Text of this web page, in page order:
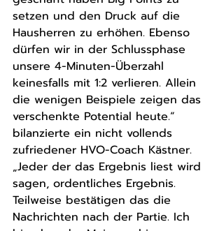
setzen und den Druck auf die
Hausherren zu erhöhen. Ebenso
dürfen wir in der Schlussphase
unsere 4-Minuten-Überzahl
keinesfalls mit 1:2 verlieren. Allein
die wenigen Beispiele zeigen das
verschenkte Potential heute.“
bilanzierte ein nicht vollends
zufriedener HVO-Coach Kästner.
„Jeder der das Ergebnis liest wird
sagen, ordentliches Ergebnis.
Teilweise bestätigen das die
Nachrichten nach der Partie. Ich